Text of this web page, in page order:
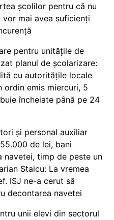
școlilor pentru că nu
mai avea suficienți
pentru unitățile de
planul de școlarizare:
cu autoritățile locale
ordin emis miercuri, 5
încheiate până pe 24
și personal auxiliar
de lei, bani
timp de peste un
Staicu: La vremea
ISJ ne-a cerut să
decontarea navetei
unii elevi din sectorul